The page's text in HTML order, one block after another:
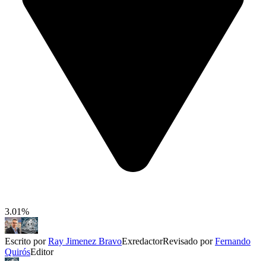
3.01%
Escrito porRay Jimenez BravoExredactorRevisado porFernando
QuirósEditor